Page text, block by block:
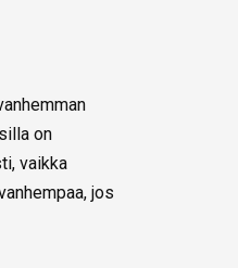
on
vaikka
jos